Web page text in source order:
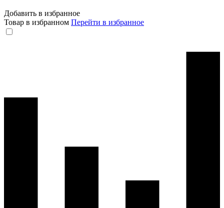
Добавить в избранное
Товар в избранном Перейти в избранное